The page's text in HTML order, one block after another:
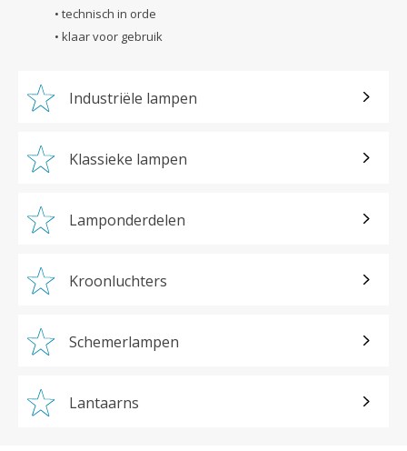
• technisch in orde
• klaar voor gebruik
Industriële lampen
Klassieke lampen
Lamponderdelen
Kroonluchters
Schemerlampen
Lantaarns